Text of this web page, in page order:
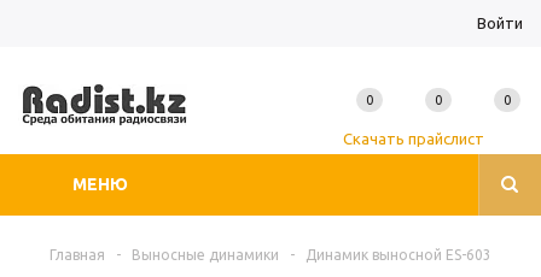
Войти
МЕНЮ
Скачать прайслист
0 0 0
Главная - Выносные динамики - Динамик выносной ES-603